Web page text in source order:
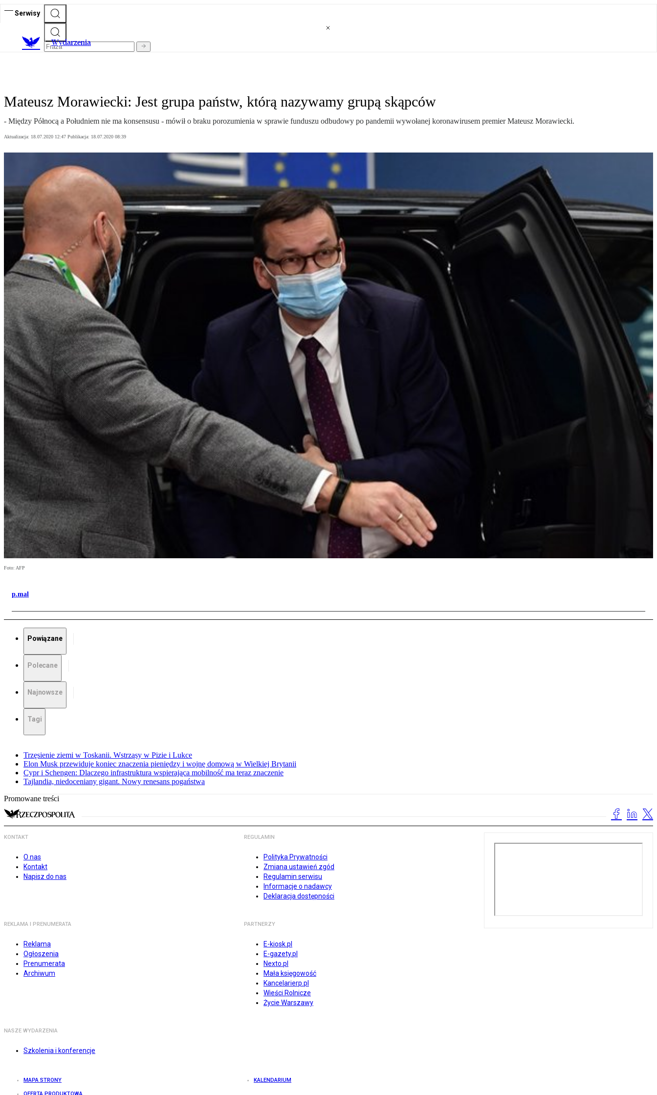
Serwisy
Wydarzenia
Mateusz Morawiecki: Jest grupa państw, którą nazywamy grupą skąpców
- Między Północą a Południem nie ma konsensusu - mówił o braku porozumienia w sprawie funduszu odbudowy po pandemii wywołanej koronawirusem premier Mateusz Morawiecki.
Aktualizacja: 18.07.2020 12:47 Publikacja: 18.07.2020 08:39
Foto: AFP
p.mal
Powiązane
Polecane
Najnowsze
Tagi
Trzęsienie ziemi w Toskanii. Wstrząsy w Pizie i Lukce
Elon Musk przewiduje koniec znaczenia pieniędzy i wojnę domową w Wielkiej Brytanii
Cypr i Schengen: Dlaczego infrastruktura wspierająca mobilność ma teraz znaczenie
Tajlandia, niedoceniany gigant. Nowy renesans pogaństwa
Promowane treści
KONTAKT
O nas
Kontakt
Napisz do nas
REGULAMIN
Polityka Prywatności
Zmiana ustawień zgód
Regulamin serwisu
Informacje o nadawcy
Deklaracja dostępności
REKLAMA I PRENUMERATA
Reklama
Ogłoszenia
Prenumerata
Archiwum
PARTNERZY
E-kiosk.pl
E-gazety.pl
Nexto.pl
Mała księgowość
Kancelarierp.pl
Wieści Rolnicze
Życie Warszawy
NASZE WYDARZENIA
Szkolenia i konferencje
MAPA STRONY KALENDARIUM